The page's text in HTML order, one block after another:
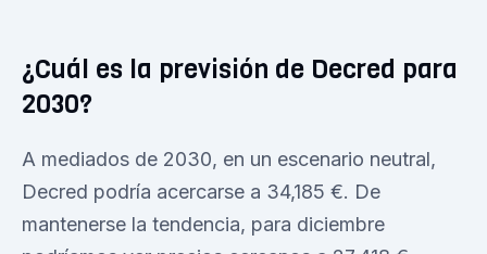
¿Cuál es la previsión de Decred para
2030?
A mediados de 2030, en un escenario neutral,
Decred podría acercarse a 34,185 €. De
mantenerse la tendencia, para diciembre